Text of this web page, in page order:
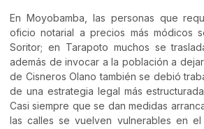
En Moyobamba, las personas que
oficio notarial a precios más módicos
Soritor; en Tarapoto muchos se
además de invocar a la población a
de Cisneros Olano también se debió
de una estrategia legal más
Casi siempre que se dan medidas
las calles se vuelven vulnerables en el